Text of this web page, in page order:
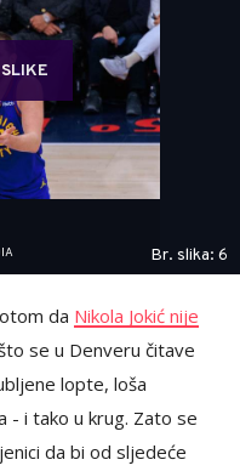
Br. slika: 6
da Nikola Jokić nije
se u Denveru čitave
lopte, loša
- i tako u krug. Zato se
da bi od sljedeće